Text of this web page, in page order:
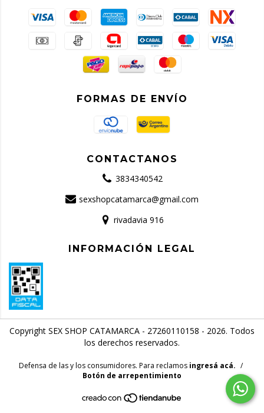
FORMAS DE ENVÍO
CONTACTANOS
3834340542
sexshopcatamarca@gmail.com
rivadavia 916
INFORMACIÓN LEGAL
Copyright SEX SHOP CATAMARCA - 27260110158 - 2026. Todos
los derechos reservados.
Defensa de las y los consumidores. Para reclamos ingresá acá. /
Botón de arrepentimiento